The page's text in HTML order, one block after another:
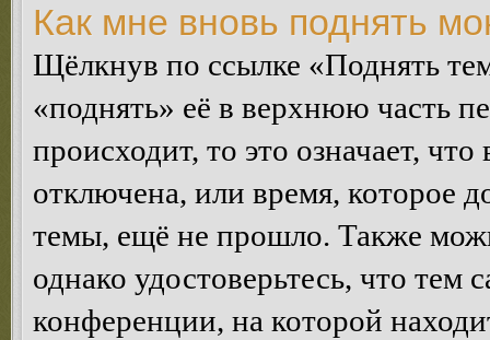
Как мне вновь поднять
Щёлкнув по ссылке «Поднять
«поднять» её в верхнюю часть
происходит, то это означает,
отключена, или время, которое
темы, ещё не прошло. Также
однако удостоверьтесь, что
конференции, на которой